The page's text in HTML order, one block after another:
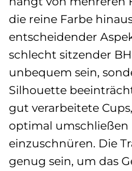
die reine Farbe
entscheidender
schlecht sitzender
unbequem sein,
Silhouette
gut verarbeitete
optimal
einzuschnüren. Die
genug sein, um das